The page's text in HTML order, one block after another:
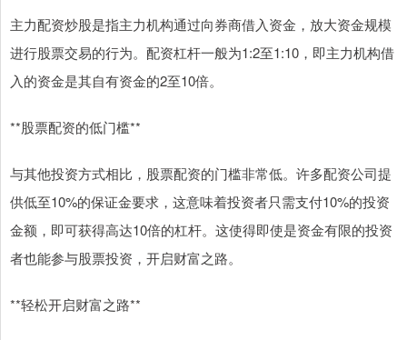
主力配资炒股是指主力机构通过向券商借入资金，放大资金规模
进行股票交易的行为。配资杠杆一般为1:2至1:10，即主力机构借
入的资金是其自有资金的2至10倍。
**股票配资的低门槛**
与其他投资方式相比，股票配资的门槛非常低。许多配资公司提
供低至10%的保证金要求，这意味着投资者只需支付10%的投资
金额，即可获得高达10倍的杠杆。这使得即使是资金有限的投资
者也能参与股票投资，开启财富之路。
**轻松开启财富之路**